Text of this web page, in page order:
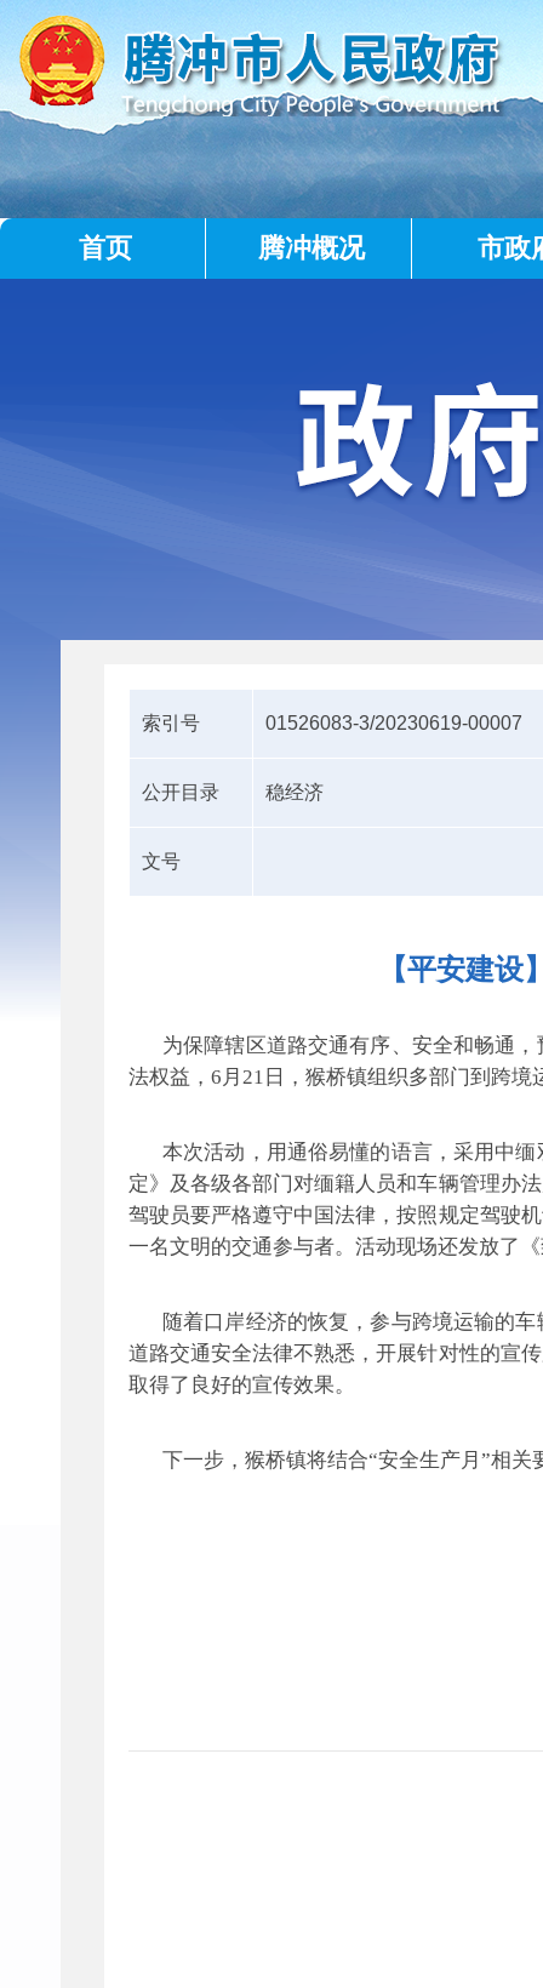
首页 腾冲概况 市政
索引号 01526083-3/20230619-00007
公开目录 稳经济
文号
【平安建
为保障辖区道路交通有序、安全和畅通
法权益， 6月21日，猴桥镇组织多部门到跨
本次活动，用通俗易懂的语言，采用中
定》及各级各部门对缅籍人员和车辆管理办
驾驶员要严格遵守中国法律，按照规定驾驶
一名文明的交通参与者。活动现场还发放了
随着口岸经济的恢复，参与跨境运输的
道路交通安全法律不熟悉，开展针对性的宣
取得了良好的宣传效果。
下一步，猴桥镇将结合“安全生产月”相关